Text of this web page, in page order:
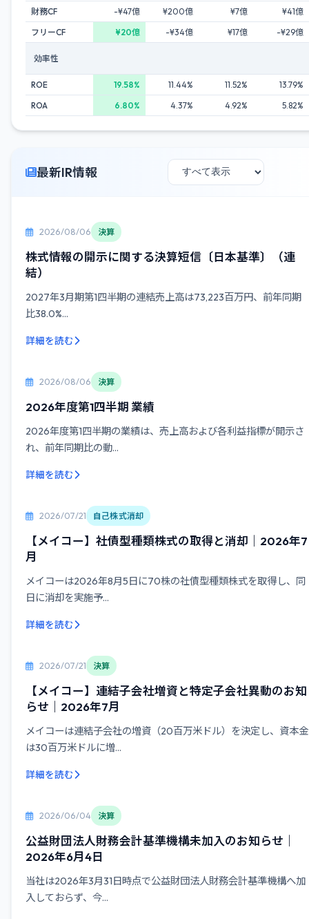
財務CF
-¥47億 ¥200億 ¥7億
¥41億
フリーCF
¥20億 -¥34億 ¥17億 -¥29億
効率性
ROE 19.58% 11.44% 11.52%
13.79%
ROA
6.80% 4.37% 4.92% 5.82%
最新IR情報
2026/08/06 決算
株式情報の開示に関する決算短信〔日本基準〕（連
結）
2027年3月期第1四半期の連結売上高は73,223百万円、前年同期
比38.0%...
詳細を読む
2026/08/06 決算
2026年度第1四半期 業績
2026年度第1四半期の業績は、売上高および各利益指標が開示さ
れ、前年同期比の動...
詳細を読む
2026/07/21 自己株式消却
【メイコー】社債型種類株式の取得と消却｜2026年7
月
メイコーは2026年8月5日に70株の社債型種類株式を取得し、同
日に消却を実施予...
詳細を読む
2026/07/21 決算
【メイコー】連結子会社増資と特定子会社異動のお知
らせ｜2026年7月
メイコーは連結子会社の増資（20百万米ドル）を決定し、資本金
は30百万米ドルに増...
詳細を読む
2026/06/04 決算
公益財団法人財務会計基準機構未加入のお知らせ｜
2026年6月4日
当社は2026年3月31日時点で公益財団法人財務会計基準機構へ加
入しておらず、今...